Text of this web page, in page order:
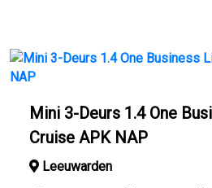
Mini 3-Deurs 1.4 One
Cruise APK NAP
Leeuwarden